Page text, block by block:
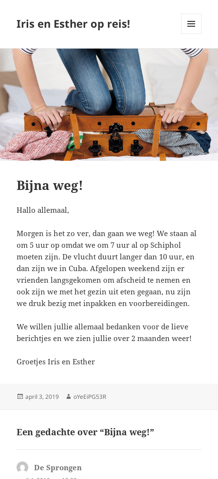
Iris en Esther op reis!
WIDGETS
Bijna weg!
Hallo allemaal,
Morgen is het zo ver, dan gaan we weg! We staan al
om 5 uur op omdat we om 7 uur al op Schiphol
moeten zijn. De vlucht duurt langer dan 10 uur, en
dan zijn we in Cuba. Afgelopen weekend zijn er
vrienden langsgekomen om afscheid te nemen en
ook zijn we met het gezin uit eten gegaan, nu zijn
we druk bezig met inpakken en voorbereidingen.
We willen jullie allemaal bedanken voor de lieve
berichtjes en we zien jullie over 2 maanden weer!
Groetjes Iris en Esther
Geplaatst
april 3, 2019 Auteur
oYeEiPG53R
Een gedachte over “Bijna weg!”
De Sprongen